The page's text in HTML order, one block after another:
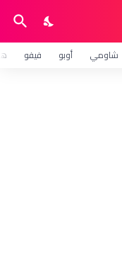
شاومي أوبو فيفو